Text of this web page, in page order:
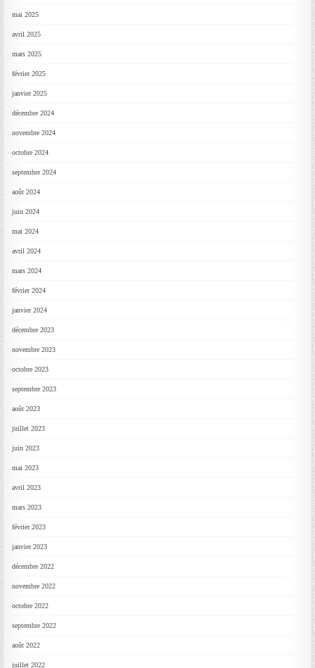
mai 2025
avril 2025
mars 2025
février 2025
janvier 2025
décembre 2024
novembre 2024
octobre 2024
septembre 2024
août 2024
juin 2024
mai 2024
avril 2024
mars 2024
février 2024
janvier 2024
décembre 2023
novembre 2023
octobre 2023
septembre 2023
août 2023
juillet 2023
juin 2023
mai 2023
avril 2023
mars 2023
février 2023
janvier 2023
décembre 2022
novembre 2022
octobre 2022
septembre 2022
août 2022
juillet 2022